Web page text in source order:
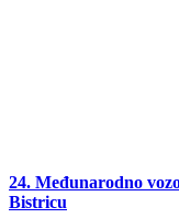
24. Međunarodno
Bistricu